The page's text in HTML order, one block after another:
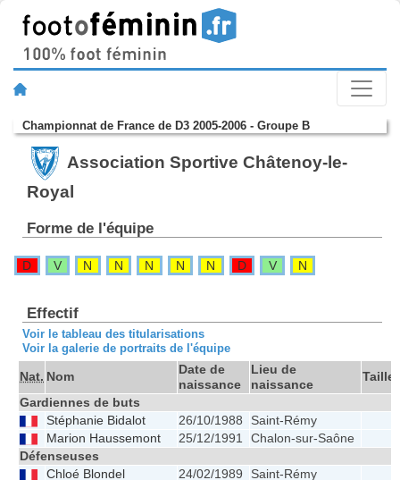
Championnat de France de D3 2005-2006 - Groupe B
Association Sportive Châtenoy-le-
Royal
Forme de l'équipe
D V N N N N N D V N
Effectif
Voir le tableau des titularisations
Voir la galerie de portraits de l'équipe
Nat. Nom
Date de
naissance
Lieu de
naissance
Taille
Gardiennes de buts
Stéphanie Bidalot
26/10/1988
Saint-Rémy
Marion Haussemont
25/12/1991
Chalon-sur-Saône
Défenseuses
Chloé Blondel
24/02/1989
Saint-Rémy